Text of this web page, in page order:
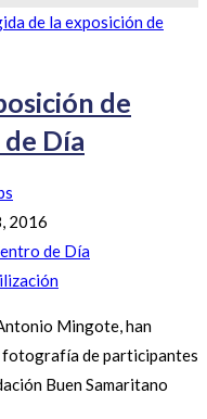
de
Día
2016
de Día
Mingote, han
fotografía de participantes
Buen Samaritano